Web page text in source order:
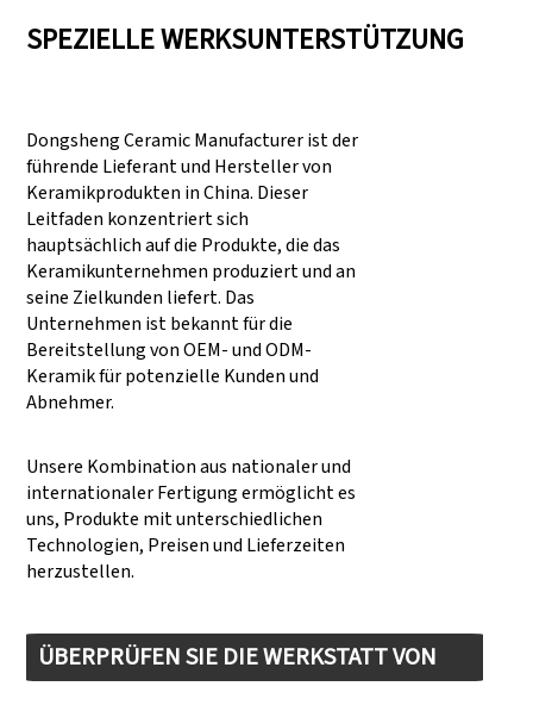
SPEZIELLE WERKSUNTERSTÜTZUNG
Dongsheng Ceramic Manufacturer ist der
führende Lieferant und Hersteller von
Keramikprodukten in China. Dieser
Leitfaden konzentriert sich
hauptsächlich auf die Produkte, die das
Keramikunternehmen produziert und an
seine Zielkunden liefert. Das
Unternehmen ist bekannt für die
Bereitstellung von OEM- und ODM-
Keramik für potenzielle Kunden und
Abnehmer.
Unsere Kombination aus nationaler und
internationaler Fertigung ermöglicht es
uns, Produkte mit unterschiedlichen
Technologien, Preisen und Lieferzeiten
herzustellen.
ÜBERPRÜFEN SIE DIE WERKSTATT VON